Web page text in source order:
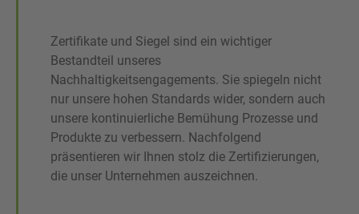
Zertifikate und Siegel sind ein wichtiger
Bestandteil unseres
Nachhaltigkeitsengagements. Sie spiegeln nicht
nur unsere hohen Standards wider, sondern auch
unsere kontinuierliche Bemühung Prozesse und
Produkte zu verbessern. Nachfolgend
präsentieren wir Ihnen stolz die Zertifizierungen,
die unser Unternehmen auszeichnen.